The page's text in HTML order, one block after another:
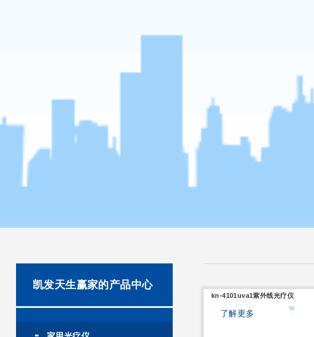
凯发天生赢家的产品中心
kn-4101uva1紫外线光疗仪
了解更多